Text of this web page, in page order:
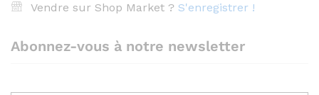
Vendre sur Shop Market ? S'enregistrer !
Abonnez-vous à notre newsletter